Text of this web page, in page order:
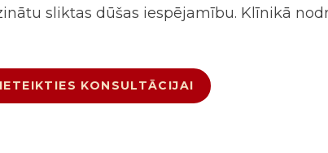
sliktas dūšas iespējamību. Klīnikā
KONSULTĀCIJAI